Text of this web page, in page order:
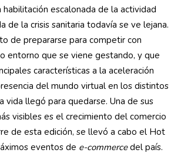
escalonada de la actividad
de la crisis sanitaria todavía se ve lejana.
de prepararse para competir con
entorno que se viene gestando, y que
características a la aceleración
del mundo virtual en los distintos
vida llegó para quedarse. Una de sus
visibles es el crecimiento del comercio
de esta edición, se llevó a cabo el Hot
eventos de e-commercedel país.